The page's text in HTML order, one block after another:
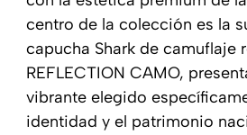
centro de la colección es la
capucha Shark de camuflaje
REFLECTION CAMO,
vibrante elegido
identidad y el patrimonio